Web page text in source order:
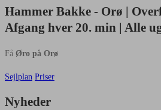
Hammer Bakke - Orø |
Afgang hver 20. min | Alle
Få Øro på Orø
Sejlplan Priser
Nyheder